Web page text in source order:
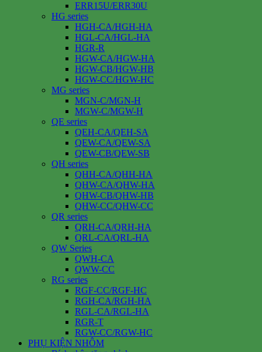
ERR15U/ERR30U
HG series
HGH-CA/HGH-HA
HGL-CA/HGL-HA
HGR-R
HGW-CA/HGW-HA
HGW-CB/HGW-HB
HGW-CC/HGW-HC
MG series
MGN-C/MGN-H
MGW-C/MGW-H
QE series
QEH-CA/QEH-SA
QEW-CA/QEW-SA
QEW-CB/QEW-SB
QH series
QHH-CA/QHH-HA
QHW-CA/QHW-HA
QHW-CB/QHW-HB
QHW-CC/QHW-CC
QR series
QRH-CA/QRH-HA
QRL-CA/QRL-HA
QW Series
QWH-CA
QWW-CC
RG series
RGF-CC/RGF-HC
RGH-CA/RGH-HA
RGL-CA/RGL-HA
RGR-T
RGW-CC/RGW-HC
PHỤ KIỆN NHÔM